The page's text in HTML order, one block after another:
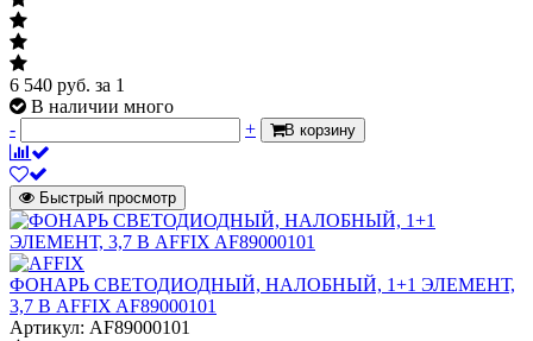
6 540 руб. за 1
В наличии много
-
+ В корзину
Быстрый просмотр
ФОНАРЬ СВЕТОДИОДНЫЙ, НАЛОБНЫЙ, 1+1 ЭЛЕМЕНТ,
3,7 В AFFIX AF89000101
Артикул: AF89000101